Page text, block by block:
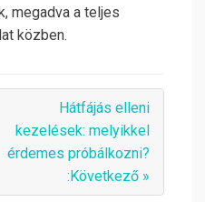
megadva a teljes
közben.
Hátfájás elleni
kezelések: melyikkel
érdemes próbálkozni?
:Következő »